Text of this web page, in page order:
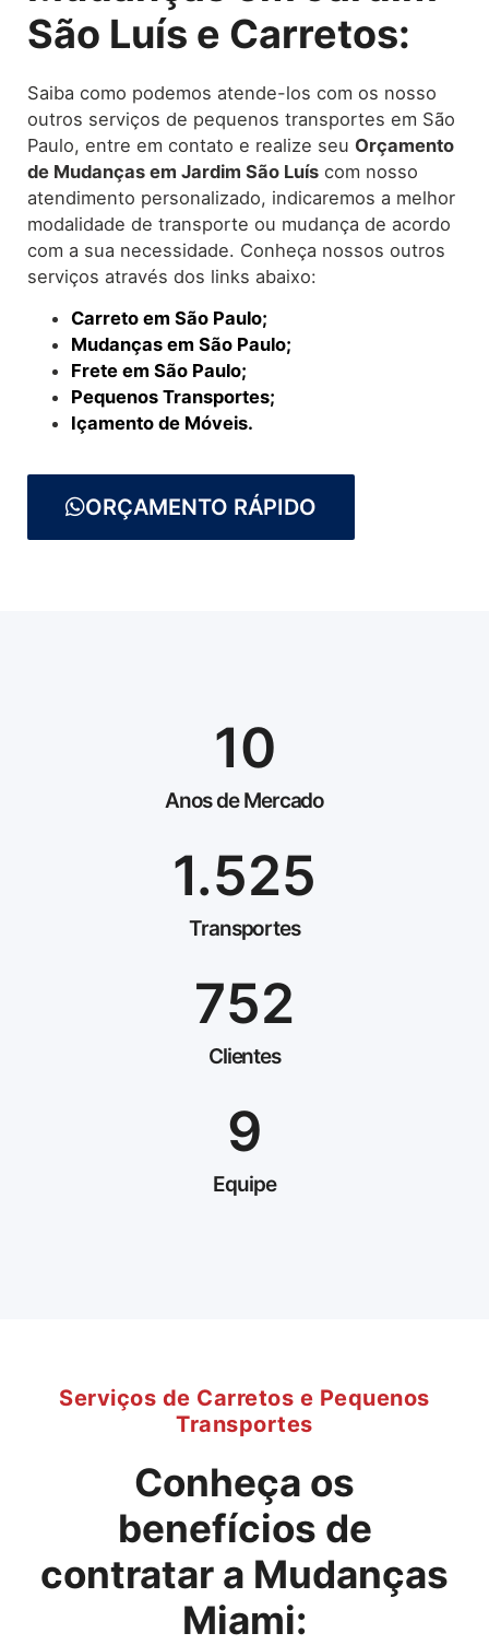
São Luís e Carretos:
Saiba como podemos atende-los com os nosso
outros serviços de pequenos transportes em São
Paulo, entre em contato e realize seu Orçamento
de Mudanças em Jardim São Luís com nosso
atendimento personalizado, indicaremos a melhor
modalidade de transporte ou mudança de acordo
com a sua necessidade. Conheça nossos outros
serviços através dos links abaixo:
Carreto em São Paulo;
Mudanças em São Paulo;
Frete em São Paulo;
Pequenos Transportes;
Içamento de Móveis.
ORÇAMENTO RÁPIDO
Anos de Mercado
10
Transportes
1.525
Clientes
752
Equipe
9
Serviços de Carretos e Pequenos
Transportes
Conheça os
benefícios de
contratar a Mudanças
Miami: